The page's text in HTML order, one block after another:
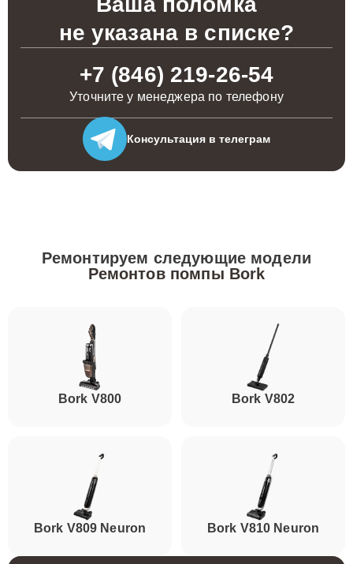
не указана в списке?
+7 (846) 219-26-54
Уточните у менеджера по телефону
Консультация в телеграм
Ремонтируем следующие модели
Ремонтов помпы Bork
Bork V800 Bork V802
Bork V809 Neuron Bork V810 Neuron